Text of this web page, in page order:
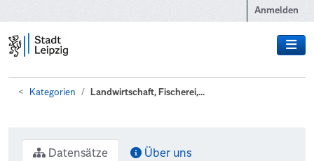
Anmelden
Kategorien Landwirtschaft, Fischerei,...
Datensätze Über uns